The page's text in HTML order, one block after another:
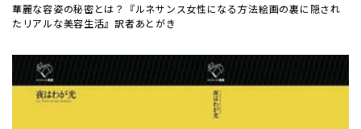
華麗な容姿の秘密とは？『ルネサンス女性になる方法――絵画の裏に隠され
たリアルな美容生活』訳者あとがき